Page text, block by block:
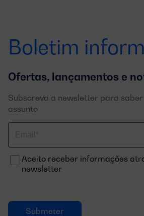
Boletim
Ofertas, lançamentos e
Subscreva a newsletter para
assunto
electrónico
Aceito receber informações
newsletter